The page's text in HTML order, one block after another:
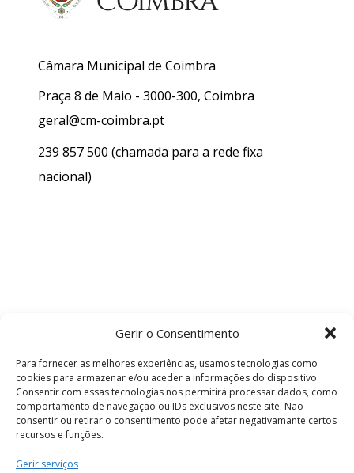
Gerir o Consentimento
Para fornecer as melhores experiências, usamos tecnologias como
cookies para armazenar e/ou aceder a informações do dispositivo.
Consentir com essas tecnologias nos permitirá processar dados, como
comportamento de navegação ou IDs exclusivos neste site. Não
consentir ou retirar o consentimento pode afetar negativamante certos
recursos e funções.
Gerir serviços
Câmara Municipal de Coimbra
Praça 8 de Maio - 3000-300, Coimbra
geral@cm-coimbra.pt
239 857 500 (chamada para a rede fixa
nacional)
Termos e Condições